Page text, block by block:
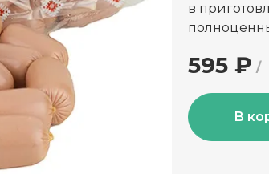
в
595 ₽
В